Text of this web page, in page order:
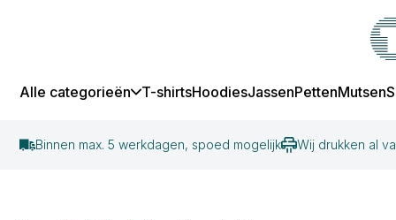
Alle categorieën
T-shirts
T-shirts
T-shirts
T-shirts
T-shirt soorten
Hoodies
Hoodies
Hoodie soorten
Jassen
Jassen
Jas soorten
Petten
Petten
Mutsen
Mutsen
Schorten
Binnen max. 5 werkdagen, spoed mogelijk Wij drukken al